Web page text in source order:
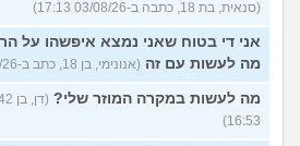
(סנאית, בת 18, כתבה ב-03/08/26 17:13)
אני די בטוח שאני נמצא איפשהו על
מה לעשות עם זה (אנונימי, בן 18, כתב ב-03/08/26 17:02)
מה לעשות במקרה המוזר שלי?
16:53)